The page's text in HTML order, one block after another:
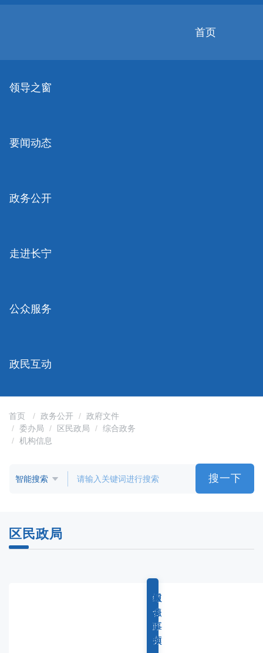
首页
领导之窗
要闻动态
政务公开
走进长宁
公众服务
政民互动
首页 政务公开
政府文件
委办局
区民政局
综合政务
机构信息
搜一下
区民政局
综
合
政
务
重
点
工
作
权
力
事
项
服
务
事
项